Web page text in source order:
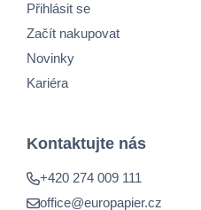
Přihlásit se
Začít nakupovat
Novinky
Kariéra
Kontaktujte nás
+420 274 009 111
office@europapier.cz